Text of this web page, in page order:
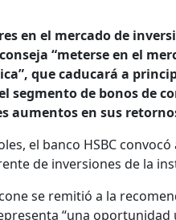
en el mercado de
“meterse en el
que caducará a
de bonos de
aumentos en sus
el banco HSBC
de inversiones de la
se remitió a la
“una oportunidad